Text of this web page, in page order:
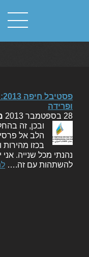
ופרידה
28 בספטמבר 2013
ובכן, זה
הלב אל
בכזו מהירות
נהנתי מכל שנייה.
להשתהות עם זה.…